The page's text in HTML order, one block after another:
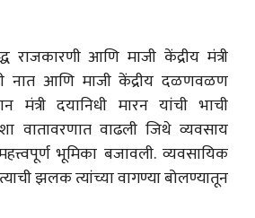
राजकारणी आणि माजी केंद्रीय मंत्री
नात आणि माजी केंद्रीय दळणवळण
मंत्री दयानिधी मारन यांची भाची
वातावरणात वाढली जिथे व्यवसाय
भूमिका बजावली. व्यवसायिक
झलक त्यांच्या वागण्या बोलण्यातून